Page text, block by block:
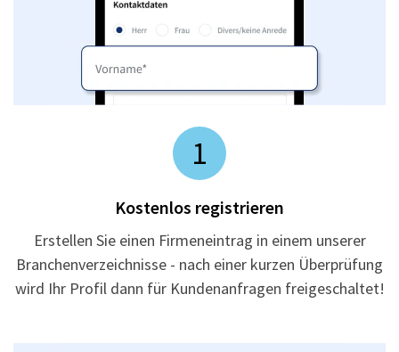
1
Kostenlos registrieren
Erstellen Sie einen Firmeneintrag in einem unserer
Branchenverzeichnisse - nach einer kurzen Überprüfung
wird Ihr Profil dann für Kundenanfragen freigeschaltet!